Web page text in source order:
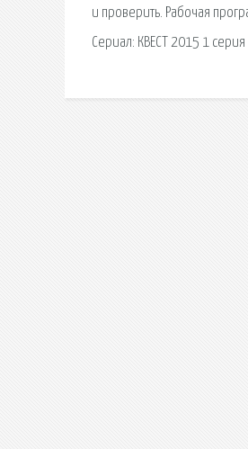
и проверить. Рабочая
Сериал: КВЕСТ 2015 1